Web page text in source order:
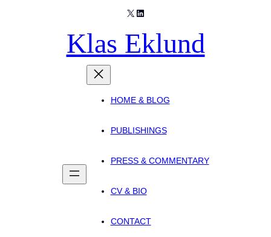
X LinkedIn
Klas Eklund
HOME & BLOG
PUBLISHINGS
PRESS & COMMENTARY
CV & BIO
CONTACT